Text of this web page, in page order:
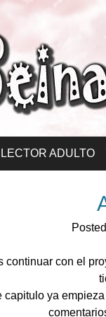
LECTOR ADULTO
continuar con el
capitulo ya